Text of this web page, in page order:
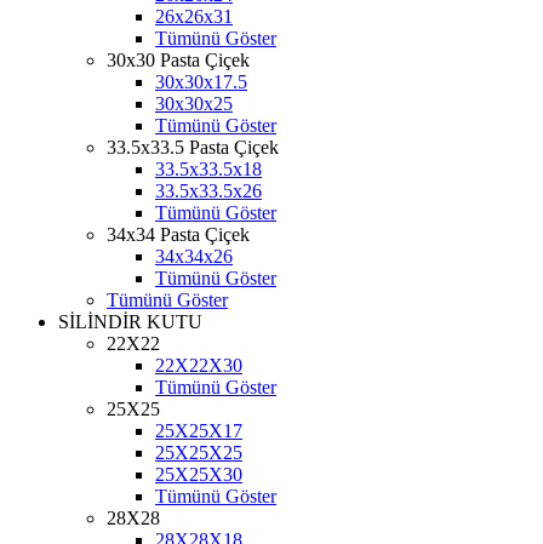
26x26x31
Tümünü Göster
30x30 Pasta Çiçek
30x30x17.5
30x30x25
Tümünü Göster
33.5x33.5 Pasta Çiçek
33.5x33.5x18
33.5x33.5x26
Tümünü Göster
34x34 Pasta Çiçek
34x34x26
Tümünü Göster
Tümünü Göster
SİLİNDİR KUTU
22X22
22X22X30
Tümünü Göster
25X25
25X25X17
25X25X25
25X25X30
Tümünü Göster
28X28
28X28X18